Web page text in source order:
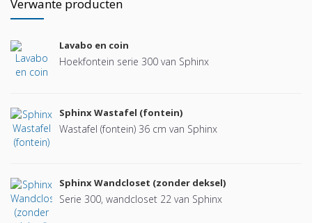
Verwante producten
Lavabo en coin
Hoekfontein serie 300 van Sphinx
Sphinx Wastafel (fontein)
Wastafel (fontein) 36 cm van Sphinx
Sphinx Wandcloset (zonder deksel)
Serie 300, wandcloset 22 van Sphinx